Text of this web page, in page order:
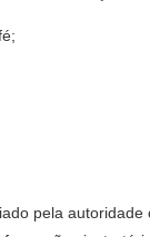
pela